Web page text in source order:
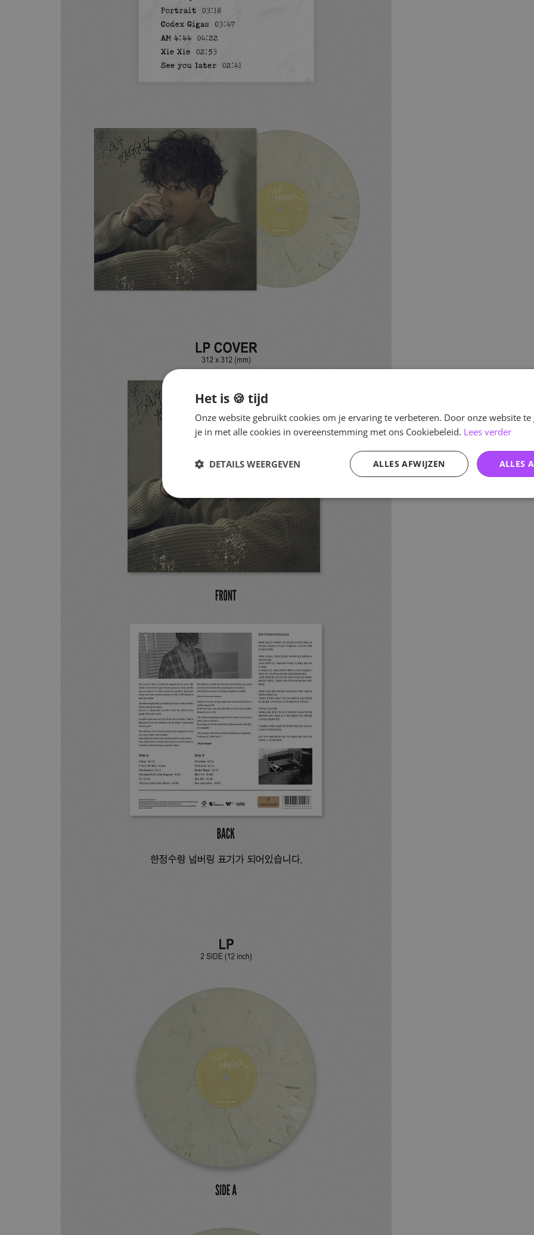
Het is 🍪 tijd
Onze website gebruikt cookies om je ervaring te verbeteren. Door onze website
je in met alle cookies in overeenstemming met ons Cookiebeleid. Lees verder
ALLES
ALLES AFWIJZEN
DETAILS WEERGEVEN